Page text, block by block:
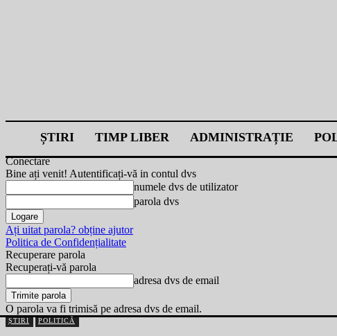
ȘTIRI TIMP LIBER ADMINISTRAȚIE
Conectare
Bine ați venit! Autentificați-vă in contul dvs
numele dvs de utilizator
parola dvs
Ați uitat parola? obține ajutor
Politica de Confidențialitate
Recuperare parola
Recuperați-vă parola
adresa dvs de email
O parola va fi trimisă pe adresa dvs de email.
ȘTIRI POLITICĂ